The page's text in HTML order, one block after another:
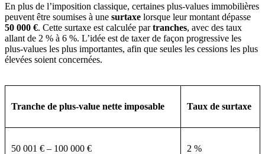
En plus de l’imposition classique, certaines plus-values immobilières
peuvent être soumises à une surtaxe lorsque leur montant dépasse
50 000 €. Cette surtaxe est calculée partranches, avec des taux
allant de 2 % à 6 %. L’idée est de taxer de façon progressive les
plus-values les plus importantes, afin que seules les cessions les plus
élevées soient concernées.
Tranche de plus-value nette imposable Taux de surtaxe
50 001 € – 100 000 € 2 %